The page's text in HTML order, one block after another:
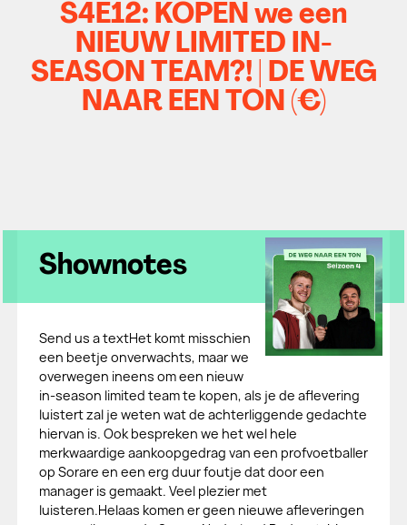
S4E12: KOPEN we een
NIEUW LIMITED IN-
SEASON TEAM?! | DE WEG
NAAR EEN TON (€)
Shownotes
Send us a textHet komt misschien
een beetje onverwachts, maar we
overwegen ineens om een nieuw
in-season limited team te kopen, als je de aflevering
luistert zal je weten wat de achterliggende gedachte
hiervan is. Ook bespreken we het wel hele
merkwaardige aankoopgedrag van een profvoetballer
op Sorare en een erg duur foutje dat door een
manager is gemaakt. Veel plezier met
luisteren.Helaas komen er geen nieuwe afleveringen